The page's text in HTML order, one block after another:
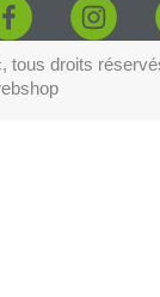
tous droits